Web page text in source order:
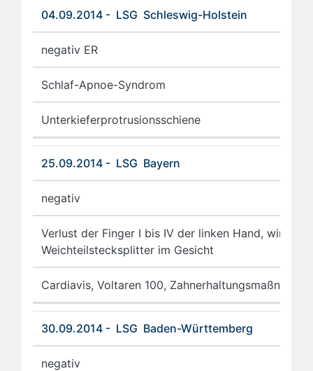
04.09.2014 - LSG Schleswig-Holstein
negativ ER
Schlaf-Apnoe-Syndrom
Unterkieferprotrusionsschiene
25.09.2014 - LSG Bayern
negativ
Verlust der Finger I bis IV der linken Hand, winzige
Weichteilstecksplitter im Gesicht
Cardiavis, Voltaren 100, Zahnerhaltungsmaßnahme
30.09.2014 - LSG Baden-Württemberg
negativ